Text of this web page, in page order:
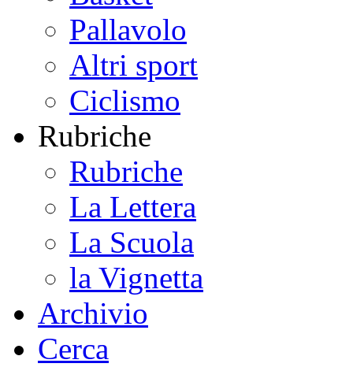
Pallavolo
Altri sport
Ciclismo
Rubriche
Rubriche
La Lettera
La Scuola
la Vignetta
Archivio
Cerca